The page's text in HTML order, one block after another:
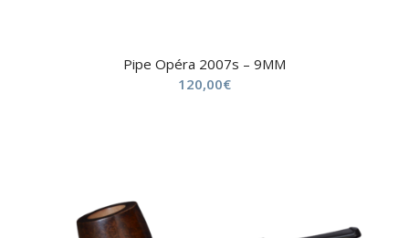
Pipe Opéra 2007s – 9MM
120,00€